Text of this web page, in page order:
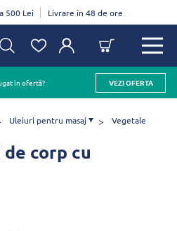
500 Lei Livrare în 48 de ore
în ofertă? VEZI OFERTA
Uleiuri pentru masaj Vegetale
de corp cu